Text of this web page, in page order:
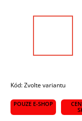
Kód:Zvolte variantu
POUZE E-SHOP